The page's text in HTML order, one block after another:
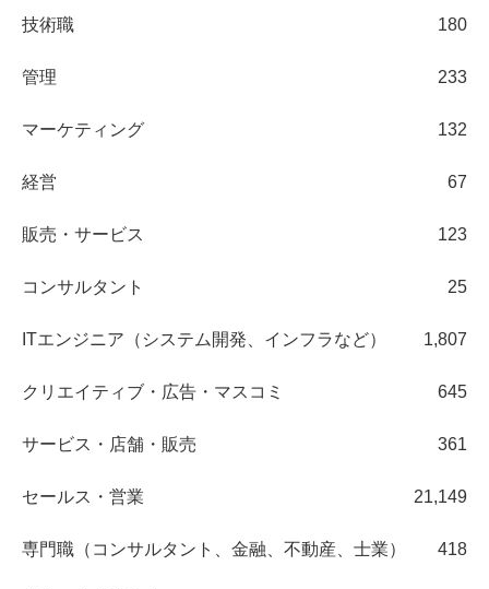
技術職 180
管理 233
マーケティング 132
経営 67
販売・サービス 123
コンサルタント 25
ITエンジニア（システム開発、インフラなど） 1,807
クリエイティブ・広告・マスコミ 645
サービス・店舗・販売 361
セールス・営業 21,149
専門職（コンサルタント、金融、不動産、士業） 418